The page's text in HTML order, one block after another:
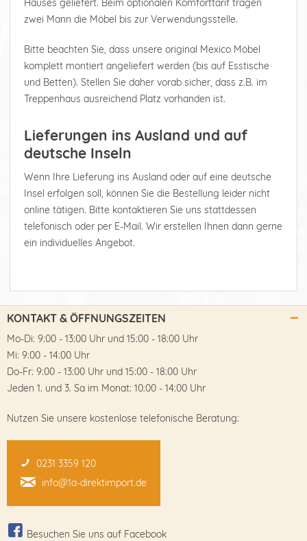
Hauses geliefert. Beim optionalen Komforttarif tragen
zwei Mann die Möbel bis zur Verwendungsstelle.
Bitte beachten Sie, dass unsere original Mexico Möbel
komplett montiert angeliefert werden (bis auf Esstische
und Betten). Stellen Sie daher vorab sicher, dass z.B. im
Treppenhaus ausreichend Platz vorhanden ist.
Lieferungen ins Ausland und auf
deutsche Inseln
Wenn Ihre Lieferung ins Ausland oder auf eine deutsche
Insel erfolgen soll, können Sie die Bestellung leider nicht
online tätigen. Bitte kontaktieren Sie uns stattdessen
telefonisch oder per E-Mail. Wir erstellen Ihnen dann gerne
ein individuelles Angebot.
KONTAKT & ÖFFNUNGSZEITEN
Mo-Di: 9:00 - 13:00 Uhr und 15:00 - 18:00 Uhr
Mi: 9:00 - 14:00 Uhr
Do-Fr: 9:00 - 13:00 Uhr und 15:00 - 18:00 Uhr
Jeden 1. und 3. Sa im Monat: 10:00 - 14:00 Uhr
Nutzen Sie unsere kostenlose telefonische Beratung:
0231 3359 120
info@1a-direktimport.de
Besuchen Sie uns auf Facebook